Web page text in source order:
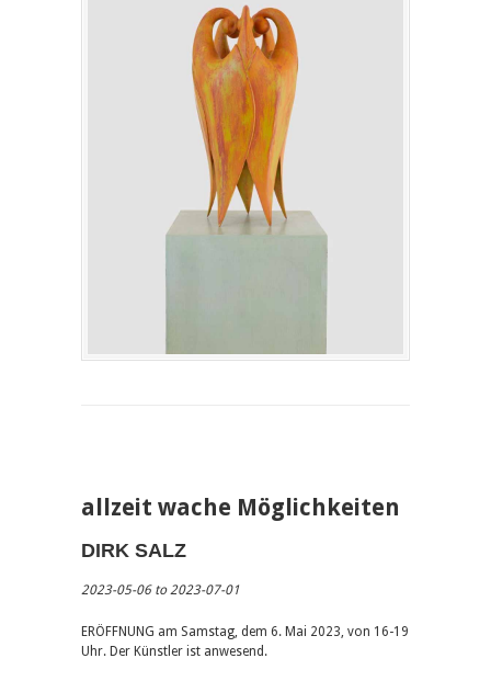
allzeit wache Möglichkeiten
DIRK SALZ
2023-05-06 to 2023-07-01
ERÖFFNUNG am Samstag, dem 6. Mai 2023, von 16-19
Uhr. Der Künstler ist anwesend.